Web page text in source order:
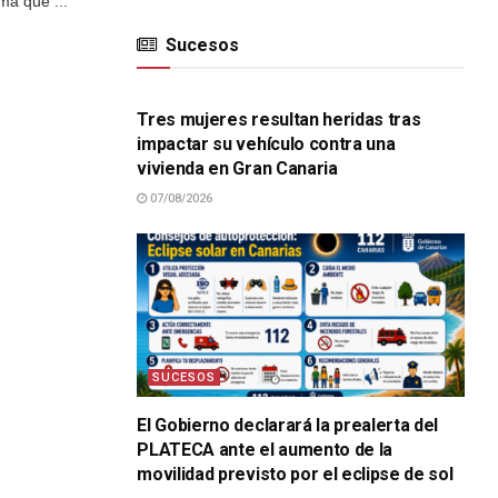
Sucesos
SUCESOS
Tres mujeres resultan heridas tras
impactar su vehículo contra una
vivienda en Gran Canaria
07/08/2026
SUCESOS
El Gobierno declarará la prealerta del
PLATECA ante el aumento de la
movilidad previsto por el eclipse de sol